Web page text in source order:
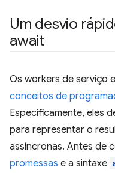
Um desvio
await
Os workers de serviço
conceitos de
Especificamente, eles
para representar o
assíncronas. Antes de
promessas e a sintaxe